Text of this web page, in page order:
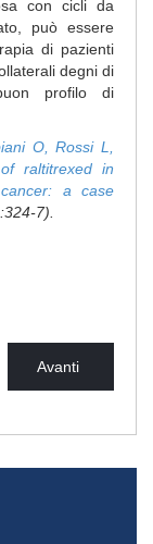
con cicli da
può essere
di pazienti
degni di
profilo di
O, Rossi L,
raltitrexed in
a case
7).
Avanti